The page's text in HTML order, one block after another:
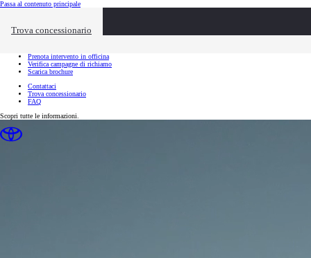
Passa al contenuto principale(Premi invio)
Trova concessionario
Link utili
Chiudi overlay
Prenota intervento in officina
Verifica campagne di richiamo
Scarica brochure
Contattaci
Trova concessionario
FAQ
Scopri tutte le informazioni.